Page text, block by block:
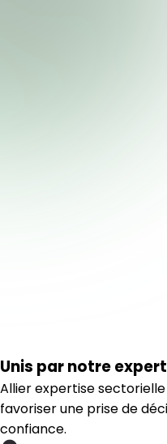
Unis par notre
Allier expertise
favoriser une prise de
confiance.